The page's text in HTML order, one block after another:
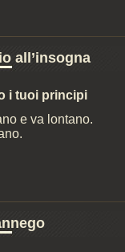
all’insogna
i tuoi principi
e va lontano.